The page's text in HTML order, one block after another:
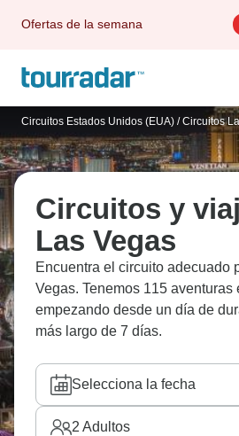
Ofertas de la semana
Circuitos Estados Unidos (EUA) / Circuitos
Circuitos y
Las Vegas
Encuentra el circuito adecuado
Vegas. Tenemos 115 aventuras
empezando desde un día de
más largo de 7 días.
Selecciona la fecha
2 Adultos